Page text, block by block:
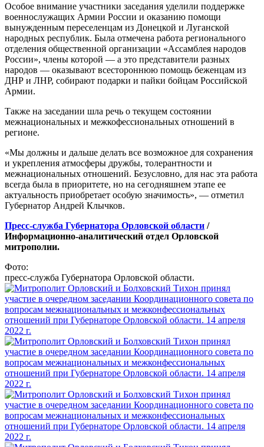
Особое внимание участники заседания уделили поддержке
военнослужащих Армии России и оказанию помощи
вынужденным переселенцам из Донецкой и Луганской
народных республик. Была отмечена работа регионального
отделения общественной организации «Ассамблея народов
России», члены которой — а это представители разных
народов — оказывают всестороннюю помощь беженцам из
ДНР и ЛНР, собирают подарки и пайки бойцам Российской
Армии.
Также на заседании шла речь о текущем состоянии
межнациональных и межкофессиональных отношений в
регионе.
«Мы должны и дальше делать все возможное для сохранения
и укрепления атмосферы дружбы, толерантности и
межнациональных отношений. Безусловно, для нас эта работа
всегда была в приоритете, но на сегодняшнем этапе ее
актуальность приобретает особую значимость», — отметил
Губернатор Андрей Клычков.
Пресс-служба Губернатора Орловской области /
Информационно-аналитический отдел Орловской
митрополии.
Фото:
пресс-служба Губернатора Орловской области.